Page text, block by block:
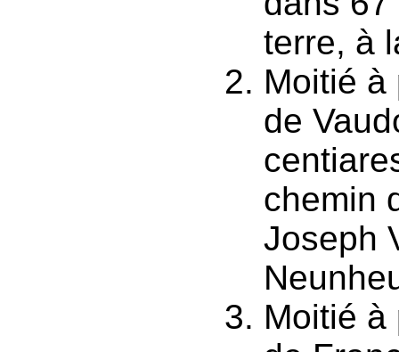
terre, à
Moitié à
de
chemin
Joseph
Moitié à